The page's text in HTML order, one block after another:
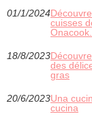
01/1/2024
cuisses
18/8/2023
des
gras
20/6/2023Una
cucina